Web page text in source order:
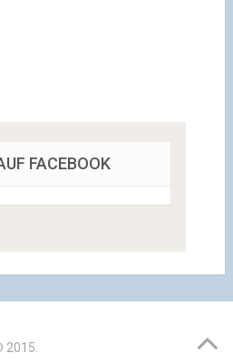
FACEBOOK
2015.